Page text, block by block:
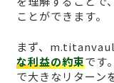
ことができます。
まず、
な利益の約束です
で大きなリターン